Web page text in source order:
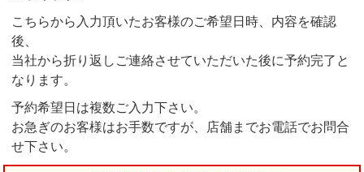
こちらから入力頂いたお客様のご希望日時、内容を確認
後、
当社から折り返しご連絡させていただいた後に予約完了と
なります。
予約希望日は複数ご入力下さい。
お急ぎのお客様はお手数ですが、店舗までお電話でお問合
せ下さい。